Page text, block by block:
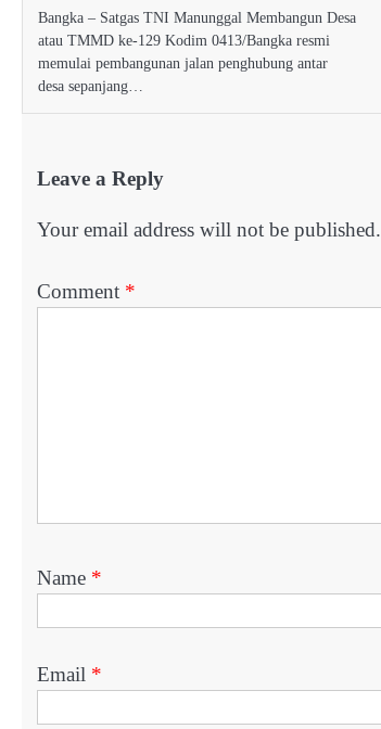
Bangka – Satgas TNI Manunggal Membangun Desa
atau TMMD ke-129 Kodim 0413/Bangka resmi
memulai pembangunan jalan penghubung antar
desa sepanjang…
Leave a Reply
Your email address will not be published.
Comment *
Name *
Email *